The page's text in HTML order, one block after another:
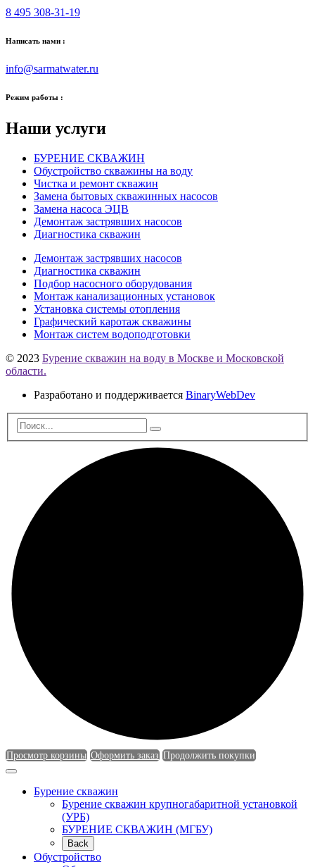
8 495 308-31-19
Написать нами :
info@sarmatwater.ru
Режим работы :
Наши услуги
БУРЕНИЕ СКВАЖИН
Обустройство скважины на воду
Чистка и ремонт скважин
Замена бытовых скважинных насосов
Замена насоса ЭЦВ
Демонтаж застрявших насосов
Диагностика скважин
Демонтаж застрявших насосов
Диагностика скважин
Подбор насосного оборудования
Монтаж канализационных установок
Установка системы отопления
Графический каротаж скважины
Монтаж систем водоподготовки
© 2023 Бурение скважин на воду в Москве и Московской
области.
Разработано и поддерживается BinaryWebDev
Просмотр корзины Оформить заказ Продолжить покупки
Бурение скважин
Бурение скважин крупногабаритной установкой
(УРБ)
БУРЕНИЕ СКВАЖИН (МГБУ)
Back
Обустройство